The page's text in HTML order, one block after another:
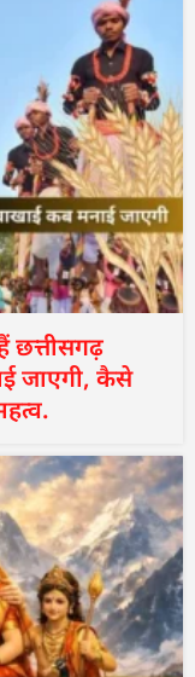
छत्तीसगढ़
जाएगी, कैसे